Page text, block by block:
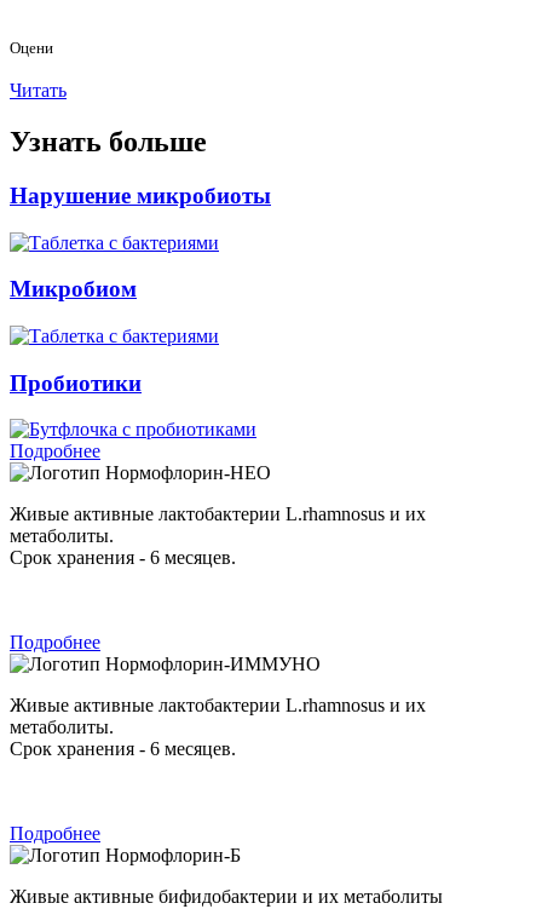
Оцени
Читать
Узнать больше
Нарушение микробиоты
Микробиом
Пробиотики
Подробнее
Нормофлорин-НЕО
Живые активные лактобактерии L.rhamnosus и их
метаболиты.
Срок хранения - 6 месяцев.
Подробнее
Нормофлорин-ИММУНО
Живые активные лактобактерии L.rhamnosus и их
метаболиты.
Срок хранения - 6 месяцев.
Подробнее
Нормофлорин-Б
Живые активные бифидобактерии и их метаболиты